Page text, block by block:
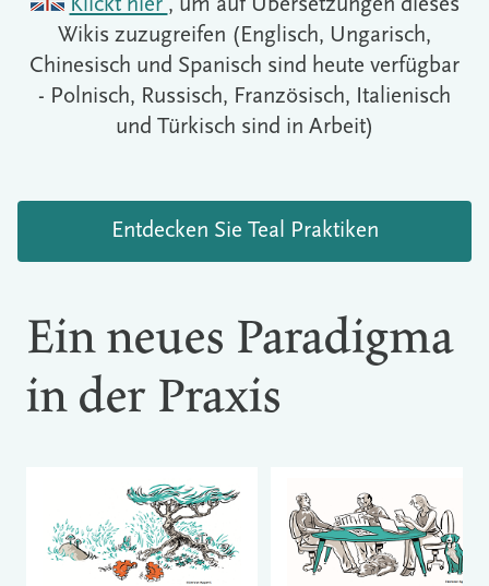
Klickt hier , um auf Übersetzungen dieses
Wikis zuzugreifen (Englisch, Ungarisch,
Chinesisch und Spanisch sind heute verfügbar
- Polnisch, Russisch, Französisch, Italienisch
und Türkisch sind in Arbeit)
Entdecken Sie Teal Praktiken
Ein neues Paradigma
in der Praxis